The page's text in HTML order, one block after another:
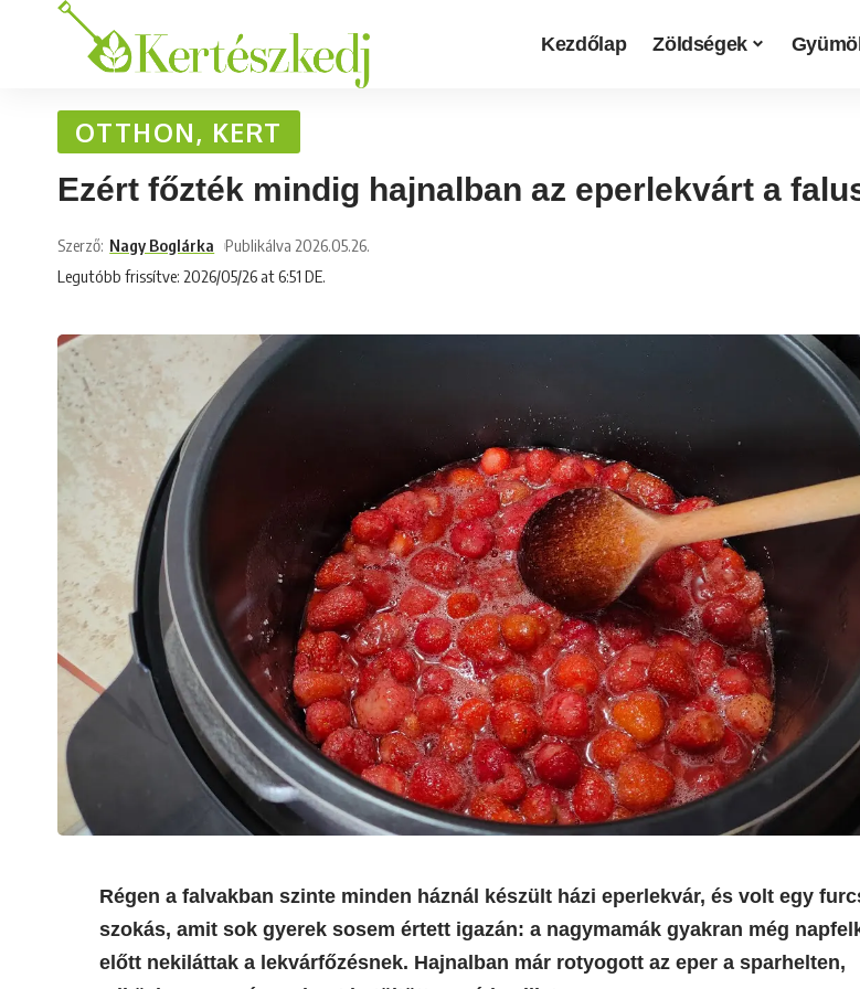
Kezdőlap Zöldségek
OTTHON, KERT
Ezért főzték mindig hajnalban az eperlekvárt a
Legutóbb frissítve: 2026/05/26 at 6:51 DE.
Szerző: Nagy Boglárka Publikálva 2026.05.26.
Régen a falvakban szinte minden háznál készült házi eperlekvár, és volt egy
szokás, amit sok gyerek sosem értett igazán: a nagymamák gyakran még
előtt nekiláttak a lekvárfőzésnek. Hajnalban már rotyogott az eper a sparhelten,